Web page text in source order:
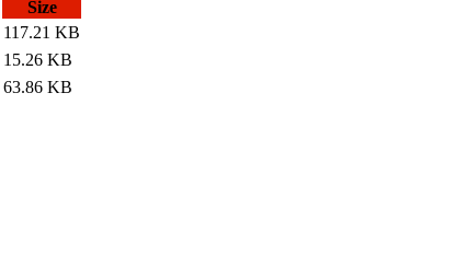
Size
117.21 KB
15.26 KB
63.86 KB